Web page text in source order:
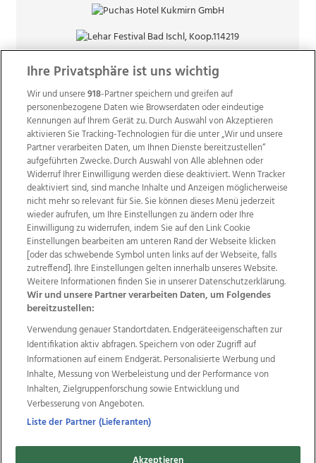
Wir über uns Mediadaten Kontakt
Jobs
Datenschutz
Impressum
AGB Anzeigekunden
AGB Website
Ehrenkodex Politische Werbung
Weitere Angebote des Medienhauses Wimmer
TV1 di-mog-i.at OÖNow
Ischler Woche
Life Radio
OÖNachrichten
OÖN Immobilien
OÖN Karriere
OÖN Reise
Promenaden Galerien
Regionaljobs
wasistlos.at
Ihre Privatsphäre ist uns wichtig
Wir und unsere918-Partner speichern und greifen auf
personenbezogene Daten wie Browserdaten oder eindeutige
Kennungen auf Ihrem Gerät zu. Durch Auswahl von Akzeptieren
aktivieren Sie Tracking-Technologien für die unter „Wir und unsere
Partner verarbeiten Daten, um Ihnen Dienste bereitzustellen“
aufgeführten Zwecke. Durch Auswahl von Alle ablehnen oder
Widerruf Ihrer Einwilligung werden diese deaktiviert. Wenn Tracker
deaktiviert sind, sind manche Inhalte und Anzeigen möglicherweise
nicht mehr so relevant für Sie. Sie können dieses Menü jederzeit
wieder aufrufen, um Ihre Einstellungen zu ändern oder Ihre
Einwilligung zu widerrufen, indem Sie auf den Link Cookie
Einstellungen bearbeiten am unteren Rand der Webseite klicken
[oder das schwebende Symbol unten links auf der Webseite, falls
zutreffend]. Ihre Einstellungen gelten innerhalb unseres Website.
Weitere Informationen finden Sie in unserer Datenschutzerklärung.
Wir und unsere Partner verarbeiten Daten, um Folgendes
bereitzustellen:
Verwendung genauer Standortdaten. Endgeräteeigenschaften zur
Identifikation aktiv abfragen. Speichern von oder Zugriff auf
Informationen auf einem Endgerät. Personalisierte Werbung und
Inhalte, Messung von Werbeleistung und der Performance von
Inhalten, Zielgruppenforschung sowie Entwicklung und
Verbesserung von Angeboten.
Liste der Partner (Lieferanten)